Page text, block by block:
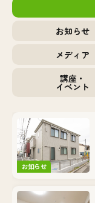
お知らせ
メディア
講座・
イベント
お知らせ